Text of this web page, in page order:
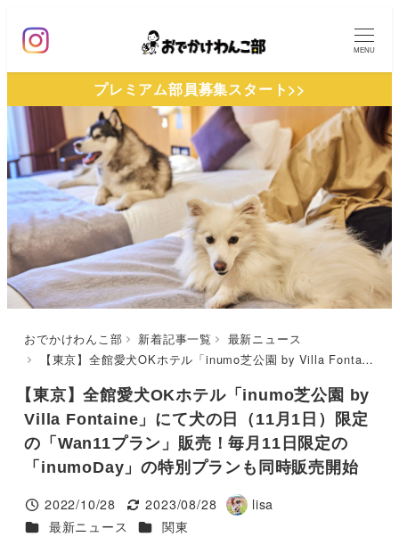
ン
ン
テ
ン
ツ
へ
移
動
MENU
プレミアム部員募集スタート>>
おでかけわんこ部 新着記事一覧
最新ニュース
【東京】全館愛犬OKホテル「inumo芝公園 by Villa Fontaine」にて犬の日（11月1日）限定の「Wan11プラン」販売！毎月11日限定の「inumoDay」の特別プランも同時販売開始
【東京】全館愛犬OKホテル「inumo芝公園 by
Villa Fontaine」にて犬の日（11月1日）限定
の「Wan11プラン」販売！毎月11日限定の
「inumoDay」の特別プランも同時販売開始
投稿日
2022/10/28
更新日
2023/08/28
著
lisa
カテゴリー
最新ニュース カテゴリー
関東